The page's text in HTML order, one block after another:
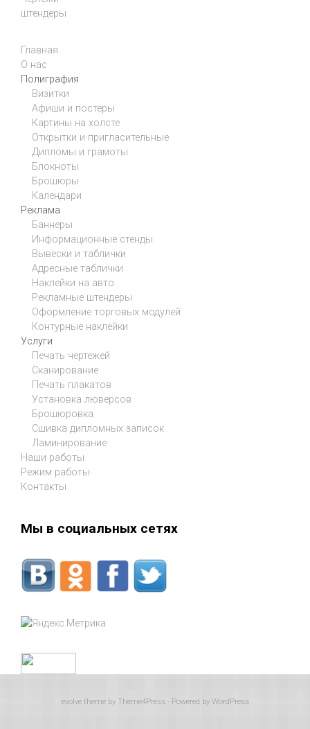
штендеры
Главная
О нас
Полиграфия
Визитки
Афиши и постеры
Картины на холсте
Открытки и пригласительные
Дипломы и грамоты
Блокноты
Брошюры
Календари
Реклама
Баннеры
Информационные стенды
Вывески и таблички
Адресные таблички
Наклейки на авто
Рекламные штендеры
Оформление торговых модулей
Контурные наклейки
Услуги
Печать чертежей
Сканирование
Печать плакатов
Установка люверсов
Брошюровка
Сшивка дипломных записок
Ламинирование
Наши работы
Режим работы
Контакты
Мы в социальных сетях
evolvetheme by Theme4Press - Powered by WordPress